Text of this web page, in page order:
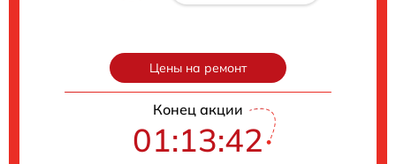
Цены на ремонт
Конец акции
01:13:41